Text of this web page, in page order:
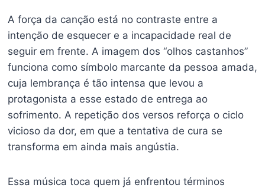
A força da canção está no contraste entre a
intenção de esquecer e a incapacidade real de
seguir em frente. A imagem dos “olhos castanhos”
funciona como símbolo marcante da pessoa amada,
cuja lembrança é tão intensa que levou a
protagonista a esse estado de entrega ao
sofrimento. A repetição dos versos reforça o ciclo
vicioso da dor, em que a tentativa de cura se
transforma em ainda mais angústia.
Essa música toca quem já enfrentou términos